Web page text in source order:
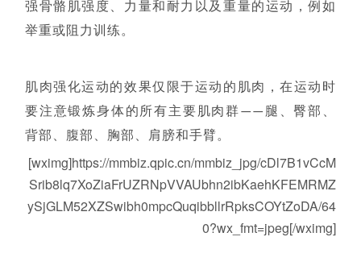
强骨骼肌强度、力量和耐力以及重量的运动，例如
举重或阻力训练。
肌肉强化运动的效果仅限于运动的肌肉，在运动时
要注意锻炼身体的所有主要肌肉群——腿、臀部、
背部、腹部、胸部、肩膀和手臂。
[wximg]https://mmbiz.qpic.cn/mmbiz_jpg/cDl7B1vCcM
Srib8lq7XoZiaFrUZRNpVVAUbhn2ibKaehKFEMRMZ
ySjGLM52XZSwibh0mpcQuqibbllrRpksCOYtZoDA/64
0?wx_fmt=jpeg[/wximg]